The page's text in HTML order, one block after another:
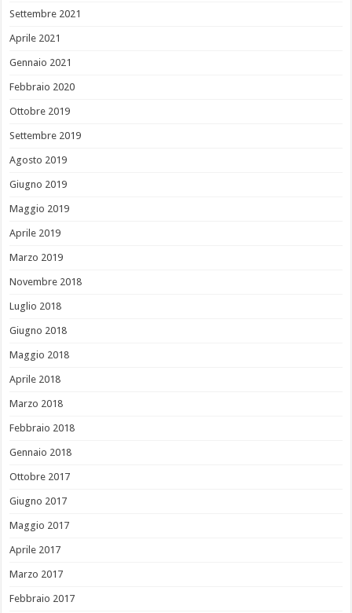
Settembre 2021
Aprile 2021
Gennaio 2021
Febbraio 2020
Ottobre 2019
Settembre 2019
Agosto 2019
Giugno 2019
Maggio 2019
Aprile 2019
Marzo 2019
Novembre 2018
Luglio 2018
Giugno 2018
Maggio 2018
Aprile 2018
Marzo 2018
Febbraio 2018
Gennaio 2018
Ottobre 2017
Giugno 2017
Maggio 2017
Aprile 2017
Marzo 2017
Febbraio 2017